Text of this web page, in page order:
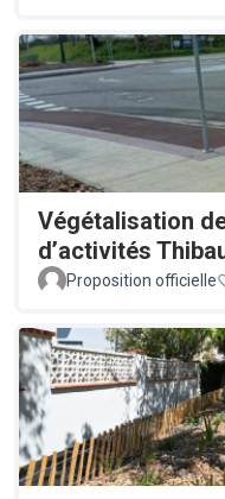
Végétalisation
d’activités
Proposition officielle